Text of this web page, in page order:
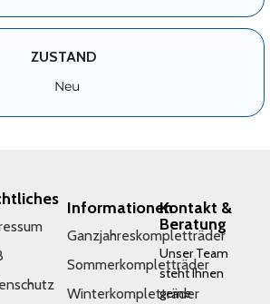
ZUSTAND
Neu
Informationen
Ganzjahreskompletträder
Sommerkompletträder
Winterkompletträder
Kontakt &
Beratung
Unser Team
steht Ihnen
gerne